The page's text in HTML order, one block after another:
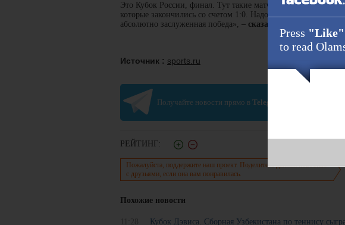
Это Кубок России, финал. Тут такие матчи бывают.
которые закончились со счетом 1:0. Надо забивать – тогда
абсолютно заслуженная победа», – сказал Семак.
Источник : sports.ru
Получайте новости прямо в Telegram
РЕЙТИНГ:
Пожалуйста, поддержите наш проект. Поделитесь данной новостью
с друзьями, если она вам понравилась.
Похожие новости
Кубок Дэвиса. Сборная Узбекистана по теннису
Press "Like"
to read